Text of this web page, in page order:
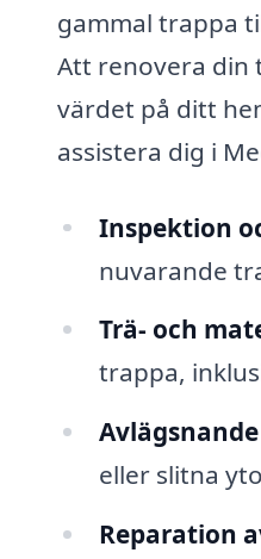
gammal trappa
Att renovera din
värdet på ditt
assistera dig i
Inspektion
nuvarande
Trä- och
trappa,
eller slitna
Reparation